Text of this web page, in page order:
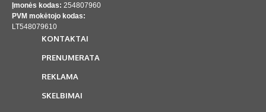
Įmonės kodas: 254807960
PVM mokėtojo kodas:
LT548079610
KONTAKTAI
PRENUMERATA
REKLAMA
SKELBIMAI